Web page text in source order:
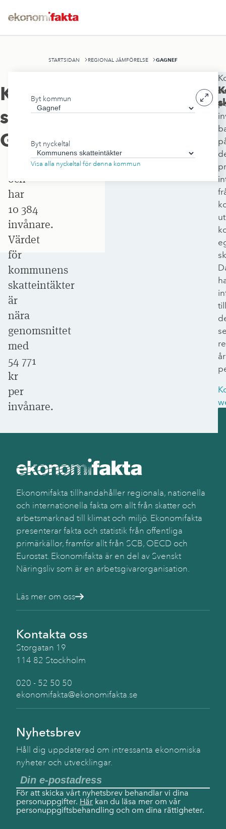
STARTSIDAN REGIONAL JÄMFÖRELSE GAGNEF
Kommunens
skatteintäkter,
Gagnef
kommun
ligger
Dalarnas
och
har
10 384
invånare.
Värdet
för
kommunens
skatteintäkter
är
nära
genomsnittet
med
54 771
kr
per
invånare.
Byt kommun
Byt nyckeltal
Visa alla nyckeltal för denna kommun
till
Ekonomifakta tillhandahåller regionala, nationella
och internationella fakta om allt från skatter och
arbetsmarknad till klimat och miljö. Ekonomifakta
presenterar fakta och statistik från offentliga
primärkällor, framför allt från SCB, OECD och
Eurostat. Ekonomifakta är en del av Svenskt
Näringsliv som är en arbetsgivarorganisation.
Läs mer om oss
Kontakta oss
Storgatan 19
114 82 Stockholm
020 - 52 50 50
ekonomifakta@ekonomifakta.se
Nyhetsbrev
Håll dig uppdaterad om intressanta ekonomiska
nyheter och utvecklingar.
För att skicka vårt nyhetsbrev behandlar vi dina
personuppgifter. Här kan du läsa mer om vår
personuppgiftsbehandling och om dina rättigheter.